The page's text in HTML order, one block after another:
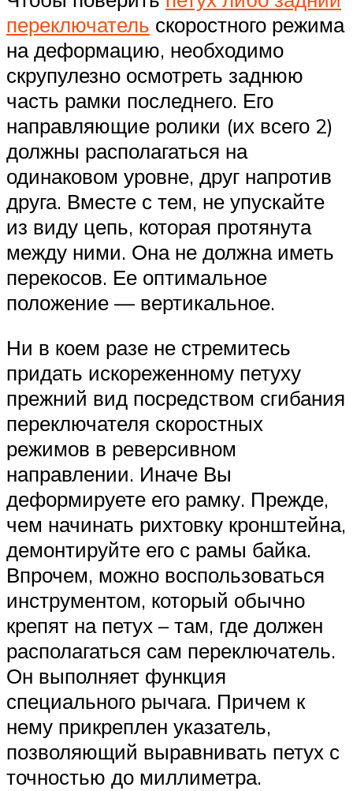
переключатель скоростного режима
на деформацию, необходимо
скрупулезно осмотреть заднюю
часть рамки последнего. Его
направляющие ролики (их всего 2)
должны располагаться на
одинаковом уровне, друг напротив
друга. Вместе с тем, не упускайте
из виду цепь, которая протянута
между ними. Она не должна иметь
перекосов. Ее оптимальное
положение — вертикальное.
Ни в коем разе не стремитесь
придать искореженному петуху
прежний вид посредством сгибания
переключателя скоростных
режимов в реверсивном
направлении. Иначе Вы
деформируете его рамку. Прежде,
чем начинать рихтовку кронштейна,
демонтируйте его с рамы байка.
Впрочем, можно воспользоваться
инструментом, который обычно
крепят на петух – там, где должен
располагаться сам переключатель.
Он выполняет функция
специального рычага. Причем к
нему прикреплен указатель,
позволяющий выравнивать петух с
точностью до миллиметра.